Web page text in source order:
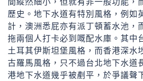
歷史。地下水道有特別風格，例如
計，澳洲悉屁亦有派丁頓蓄水池，
拖兩個人打卡必到嘅配水庫。其中
土耳其伊斯坦堡風格，而香港深水
古羅馬風格，只不過台北地下水道
港地下水道幾乎被剷平，於爭議聲